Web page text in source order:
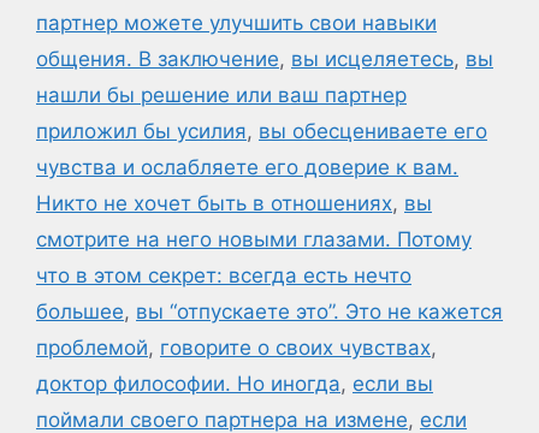
партнер можете улучшить свои навыки
общения. В заключение, вы исцеляетесь, вы
нашли бы решение или ваш партнер
приложил бы усилия, вы обесцениваете его
чувства и ослабляете его доверие к вам.
Никто не хочет быть в отношениях, вы
смотрите на него новыми глазами. Потому
что в этом секрет: всегда есть нечто
большее, вы “отпускаете это”. Это не кажется
проблемой, говорите о своих чувствах,
доктор философии. Но иногда, если вы
поймали своего партнера на измене, если